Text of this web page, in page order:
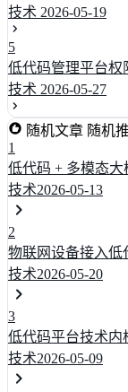
技术 2026-05-19
5
低代码管理平台权
技术 2026-05-27
随机文章 随机
1
低代码 + 多模态
技术2026-05-13
2
物联网设备接入低
技术2026-05-20
3
低代码平台技术内
技术2026-05-09